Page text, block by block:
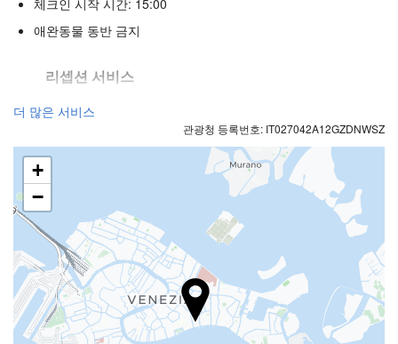
애완동물 동반 금지
리셉션 서비스
24시간 프런트 데스크
푸드 & 베버리지
일품요리 레스토랑
바
비즈니스 시설
비지니스쎈터
더 많은 서비스
관광청 등록번호: IT027042A12GZDNWSZ
+
−